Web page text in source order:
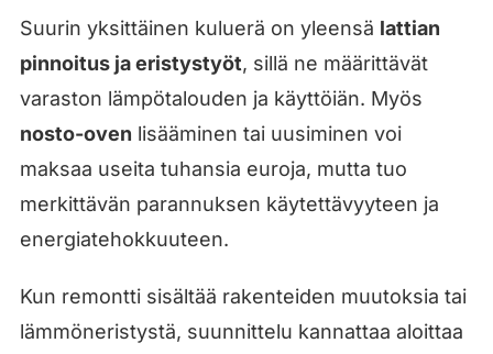
Suurin yksittäinen kuluerä on yleensä lattian
pinnoitus ja eristystyöt, sillä ne määrittävät
varaston lämpötalouden ja käyttöiän. Myös
nosto-oven lisääminen tai uusiminen voi
maksaa useita tuhansia euroja, mutta tuo
merkittävän parannuksen käytettävyyteen ja
energiatehokkuuteen.
Kun remontti sisältää rakenteiden muutoksia tai
lämmöneristystä, suunnittelu kannattaa aloittaa